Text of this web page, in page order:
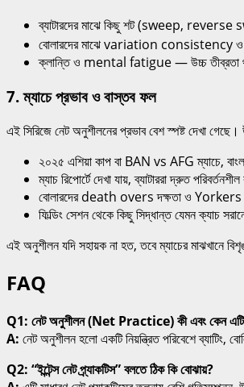
ব্যাটারদের মাঝে কিছু শট (sweep, reverse
বোলারদের মাঝে variation consistency ও
ক্লান্তি ও mental fatigue — উচ্চ তীব্রতা
7. ম্যাচে প্রভাব ও বাস্তব ফল
এই সিরিজে নেট অনুশীলনের প্রভাব বেশ স্পষ্ট দেখা
২০২৫ এশিয়া কাপ বা BAN vs AFG ম্যাচে,
ম্যাচ রিপোর্টে দেখা যায়, ব্যাটাররা দ্রুত
বোলারদের death overs দক্ষতা ও Yorkers
ফিল্ডিং সেশন থেকে কিছু সিদ্ধান্ত যেমন ক্যাচ
এই অনুশীলন যদি সহায়ক না হত, তবে ম্যাচের মাঝখানে
FAQ
Q1: নেট অনুশীলন (Net Practice) কী এবং কেন
A: নেট অনুশীলন হলো একটি নিয়ন্ত্রিত পরিবেশে ব্যাটিং,
Q2: “ইন্টেন্স নেট প্র্যাকটিস” বলতে ঠিক কি বোঝায়?